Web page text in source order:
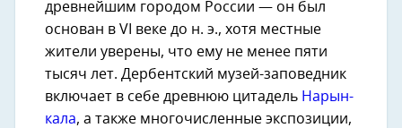
древнейшим городом России — он был
основан в VI веке до н. э., хотя местные
жители уверены, что ему не менее пяти
тысяч лет. Дербентский музей-заповедник
включает в себе древнюю цитадель Нарын-
кала, а также многочисленные экспозиции,